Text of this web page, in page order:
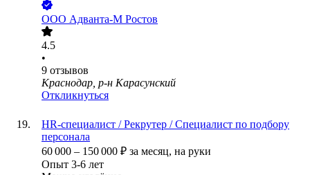
ООО Адванта-М Ростов
4.5
•
9 отзывов
Краснодар, р-н Карасунский
Откликнуться
HR-специалист / Рекрутер / Специалист по подбору
персонала
60 000 – 150 000 ₽ за месяц, на руки
Опыт 3-6 лет